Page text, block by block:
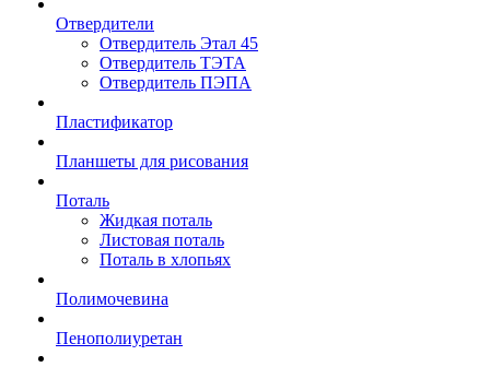
Отвердители
Отвердитель Этал 45
Отвердитель ТЭТА
Отвердитель ПЭПА
Пластификатор
Планшеты для рисования
Поталь
Жидкая поталь
Листовая поталь
Поталь в хлопьях
Полимочевина
Пенополиуретан